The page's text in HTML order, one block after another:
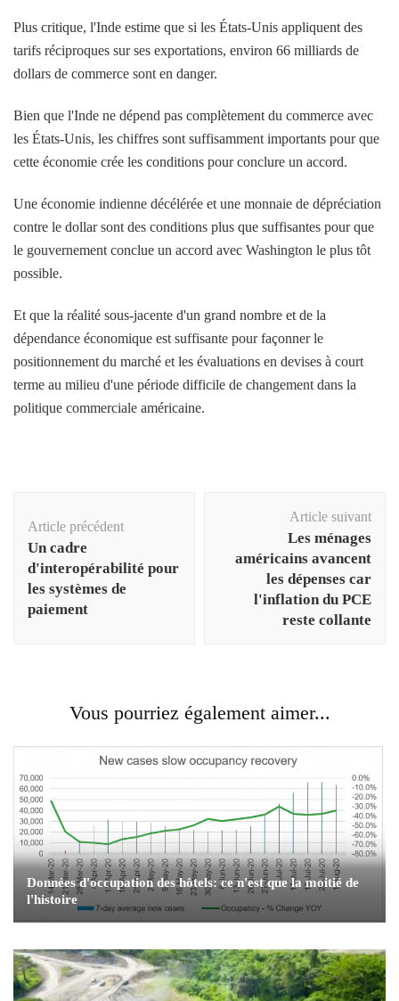
Plus critique, l'Inde estime que si les États-Unis appliquent des
tarifs réciproques sur ses exportations, environ 66 milliards de
dollars de commerce sont en danger.
Bien que l'Inde ne dépend pas complètement du commerce avec
les États-Unis, les chiffres sont suffisamment importants pour que
cette économie crée les conditions pour conclure un accord.
Une économie indienne décélérée et une monnaie de dépréciation
contre le dollar sont des conditions plus que suffisantes pour que
le gouvernement conclue un accord avec Washington le plus tôt
possible.
Et que la réalité sous-jacente d'un grand nombre et de la
dépendance économique est suffisante pour façonner le
positionnement du marché et les évaluations en devises à court
terme au milieu d'une période difficile de changement dans la
politique commerciale américaine.
d'article
Article précédent
Un cadre
d'interopérabilité pour
les systèmes de
paiement
Article suivant
Les ménages
américains avancent
les dépenses car
l'inflation du PCE
reste collante
Vous pourriez également aimer...
Données d'occupation des hôtels: ce n'est que la moitié de
l'histoire